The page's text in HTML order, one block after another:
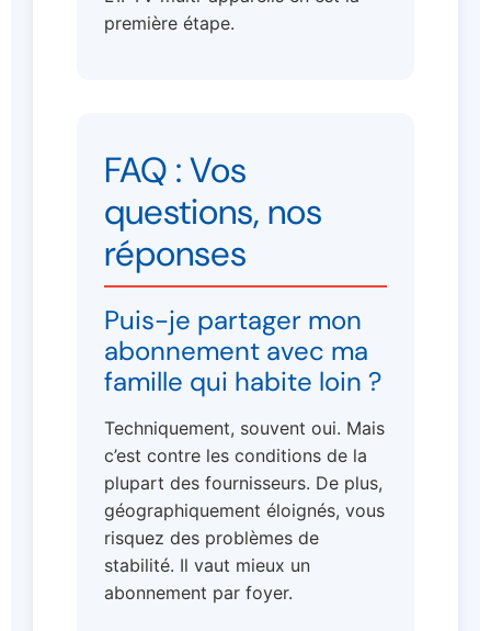
première étape.
FAQ : Vos
questions, nos
réponses
Puis-je partager mon
abonnement avec ma
famille qui habite loin ?
Techniquement, souvent oui. Mais
c’est contre les conditions de la
plupart des fournisseurs. De plus,
géographiquement éloignés, vous
risquez des problèmes de
stabilité. Il vaut mieux un
abonnement par foyer.